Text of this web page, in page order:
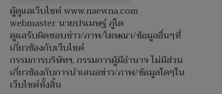
ผู้ดูแลเว็บไซต์ www.naewna.com
webmaster นายปรเมษฐ์ ภู่โต
ดูแลรับผิดชอบข่าว/ภาพ/โฆษณา/ข้อมูลอื่นๆที่
เกี่ยวข้องกับเว็บไซต์
กรรมการบริษัทฯ, กรรมการผู้มีอำนาจ ไม่มีส่วน
เกี่ยวข้องกับการนำเสนอข่าว/ภาพ/ข้อมูลใดๆใน
เว็บไซต์ทั้งสิ้น